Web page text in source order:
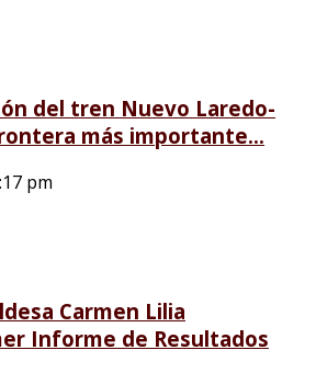
del tren Nuevo Laredo-
más importante...
pm
Carmen Lilia
Informe de Resultados